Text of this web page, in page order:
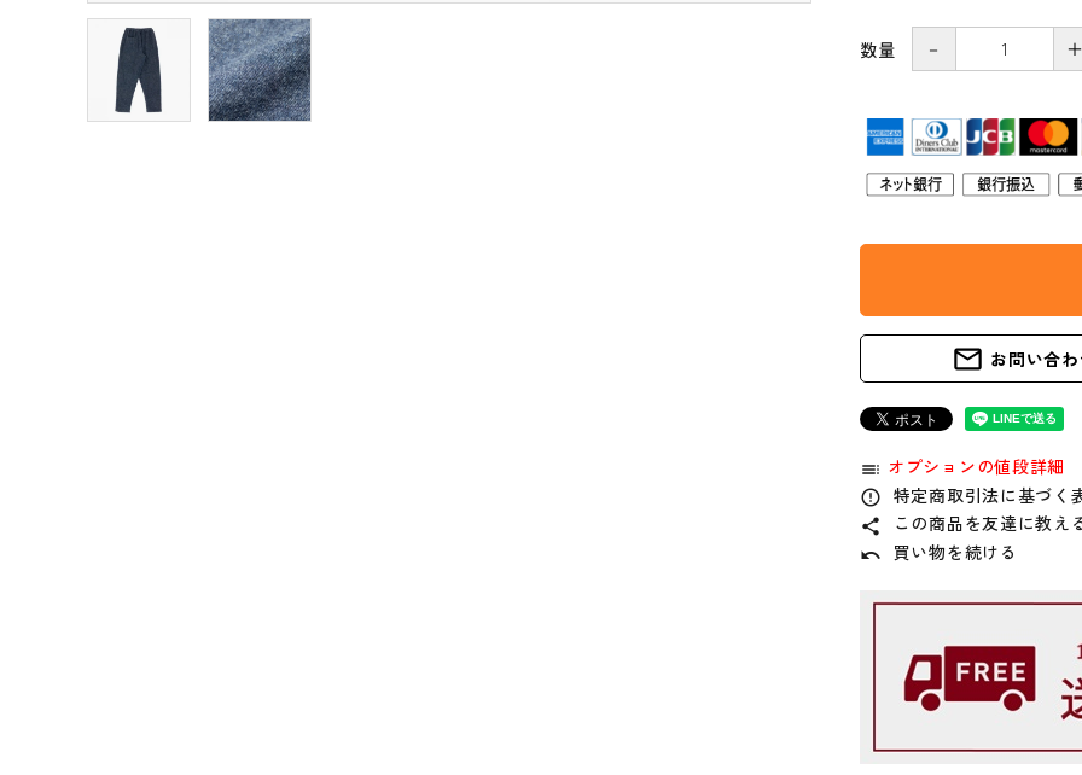
数量 －
mail_outline お問い合
toc オプションの値段詳細
error_outline 特定商取引法に基づく
share この商品を友達に教え
undo 買い物を続ける